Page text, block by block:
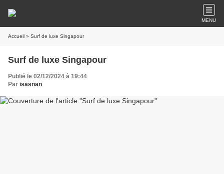
MENU
Accueil » Surf de luxe Singapour
Surf de luxe Singapour
Publié le 02/12/2024 à 19:44
Par isasnan